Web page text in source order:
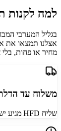
למה לקנות
בגליל המערבי
אצלנו תמצאו את
מחיר או פחות,
משלוח עד
שליח HFD מגיע ישירות אליכם